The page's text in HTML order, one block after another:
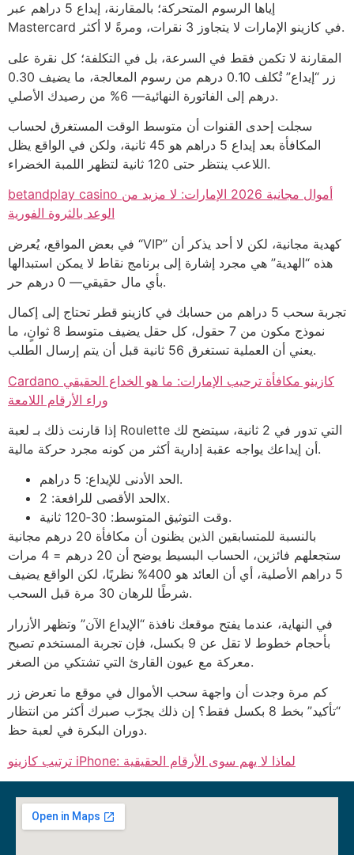
إياها الرسوم المتحركة؛ بالمقارنة، إيداع 5 دراهم عبر
Mastercard في كازينو الإمارات لا يتجاوز 3 نقرات، ومرةً لا أكثر.
المقارنة لا تكمن فقط في السرعة، بل في التكلفة؛ كل نقرة على
زر “إيداع” تُكلف 0.10 درهم من رسوم المعالجة، ما يضيف 0.30
درهم إلى الفاتورة النهائية— 6% من رصيدك الأصلي.
سجلت إحدى القنوات أن متوسط الوقت المستغرق لحساب
المكافأة بعد إيداع 5 دراهم هو 45 ثانية، ولكن في الواقع يظل
اللاعب ينتظر حتى 120 ثانية لتظهر اللمبة الخضراء.
betandplay casino أموال مجانية 2026 الإمارات: لا مزيد من
الوعد بالثروة الفورية
في بعض المواقع، يُعرض “VIP” كهدية مجانية، لكن لا أحد يذكر أن
هذه “الهدية” هي مجرد إشارة إلى برنامج نقاط لا يمكن استبدالها
بأي مال حقيقي— 0 درهم حر.
تجربة سحب 5 دراهم من حسابك في كازينو قطر تحتاج إلى إكمال
نموذج مكون من 7 حقول، كل حقل يضيف متوسط 8 ثوانٍ، ما
يعني أن العملية تستغرق 56 ثانية قبل أن يتم إرسال الطلب.
Cardano كازينو مكافأة ترحيب الإمارات: ما هو الخداع الحقيقي
وراء الأرقام اللامعة
إذا قارنت ذلك بـ لعبة Roulette التي تدور في 2 ثانية، سيتضح لك
أن إيداعك يواجه عقبة إدارية أكثر من كونه مجرد حركة مالية.
الحد الأدنى للإيداع: 5 دراهم.
الحد الأقصى للرافعة: 2x.
وقت التوثيق المتوسط: 30‑120 ثانية.
بالنسبة للمتسابقين الذين يظنون أن مكافأة 20 درهم مجانية
ستجعلهم فائزين، الحساب البسيط يوضح أن 20 درهم = 4 مرات
5 دراهم الأصلية، أي أن العائد هو 400% نظريًا، لكن الواقع يضيف
شرطًا للرهان 30 مرة قبل السحب.
في النهاية، عندما يفتح موقعك نافذة “الإيداع الآن” وتظهر الأزرار
بأحجام خطوط لا تقل عن 9 بكسل، فإن تجربة المستخدم تصبح
معركة مع عيون القارئ التي تشتكي من الصغر.
كم مرة وجدت أن واجهة سحب الأموال في موقع ما تعرض زر
“تأكيد” بخط 8 بكسل فقط؟ إن ذلك يجرّب صبرك أكثر من انتظار
دوران البكرة في لعبة حظ.
ترتيب كازينو iPhone: لماذا لا يهم سوى الأرقام الحقيقية